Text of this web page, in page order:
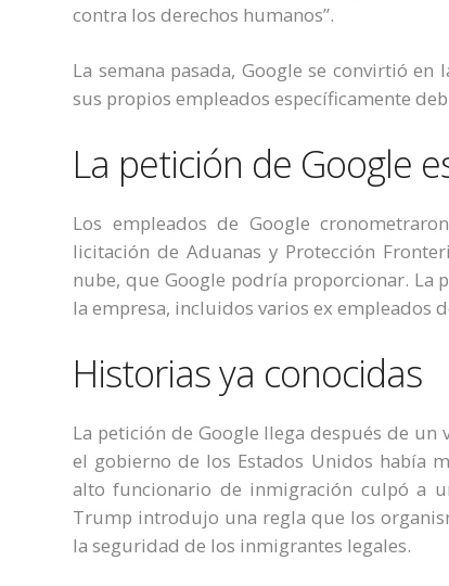
contra los derechos humanos”.
La semana pasada, Google se convirtió
sus propios empleados específicamente
La petición de Google
Los empleados de Google
licitación de Aduanas y Protección
nube, que Google podría proporcionar. La
la empresa, incluidos varios ex empleados
Historias ya conocidas
La petición de Google llega después de
el gobierno de los Estados Unidos había
alto funcionario de inmigración culpó a
Trump introdujo una regla que los
la seguridad de los inmigrantes legales.